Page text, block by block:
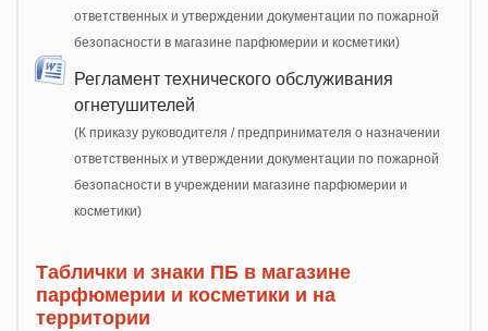
ответственных и утверждении документации по пожарной
безопасности в магазине парфюмерии и косметики)
Регламент технического обслуживания
огнетушителей
(К приказу руководителя / предпринимателя о назначении
ответственных и утверждении документации по пожарной
безопасности в учреждении магазине парфюмерии и
косметики)
Таблички и знаки ПБ в магазине
парфюмерии и косметики и на
территории